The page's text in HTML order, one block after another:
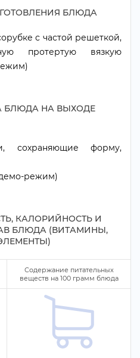
БЛЮДА
с частой решеткой,
протертую вязкую
БЛЮДА НА ВЫХОДЕ
сохраняющие форму,
режим)
КАЛОРИЙНОСТЬ И
БЛЮДА (ВИТАМИНЫ,
Содержание питательных
еществ на 100рамм блюда